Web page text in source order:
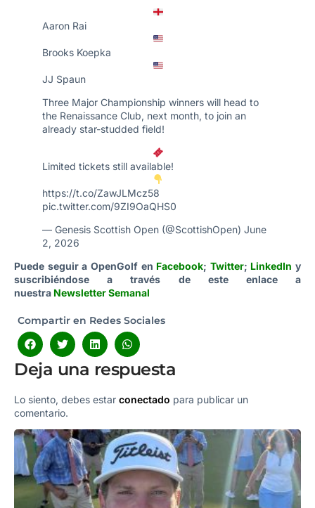
Aaron Rai
Brooks Koepka
JJ Spaun
Three Major Championship winners will head to
the Renaissance Club, next month, to join an
already star-studded field!
Limited tickets still available!
https://t.co/ZawJLMcz58
pic.twitter.com/9ZI9OaQHS0
— Genesis Scottish Open (@ScottishOpen) June
2, 2026
Puede seguir a OpenGolf en Facebook; Twitter; LinkedIn y
suscribiéndose a través de este enlace a
nuestra Newsletter Semanal
Compartir en Redes Sociales
Deja una respuesta
Lo siento, debes estar conectado para publicar un
comentario.